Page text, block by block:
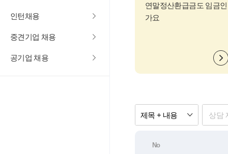
인턴채용
중견기업 채용
공기업 채용
연말정산환급금도 임금인
가요
제목 + 내용
No